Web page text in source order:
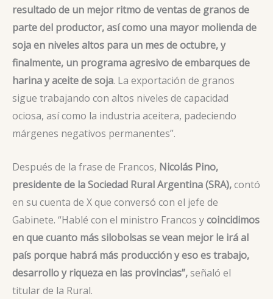
resultado de un mejor ritmo de ventas de granos de
parte del productor, así como una mayor molienda de
soja en niveles altos para un mes de octubre, y
finalmente, un programa agresivo de embarques de
harina y aceite de soja. La exportación de granos
sigue trabajando con altos niveles de capacidad
ociosa, así como la industria aceitera, padeciendo
márgenes negativos permanentes”.
Después de la frase de Francos, Nicolás Pino,
presidente de la Sociedad Rural Argentina (SRA),contó
en su cuenta de X que conversó con el jefe de
Gabinete. “Hablé con el ministro Francos ycoincidimos
en que cuanto más silobolsas se vean mejor le irá al
país porque habrá más producción y eso es trabajo,
desarrollo y riqueza en las provincias”,señaló el
titular de la Rural.